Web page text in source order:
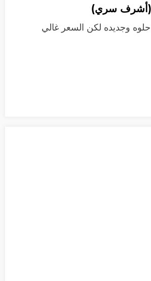
سري)
حلوه وجديده لكن السعر غالي